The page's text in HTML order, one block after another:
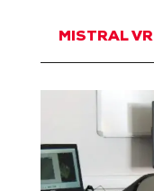
MISTRAL VR